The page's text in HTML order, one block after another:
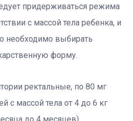
придерживаться режима
с массой тела ребенка, и
необходимо выбирать
форму.
ректальные, по 80 мг
с массой тела от 4 до 6 кг
до 4 месяцев).